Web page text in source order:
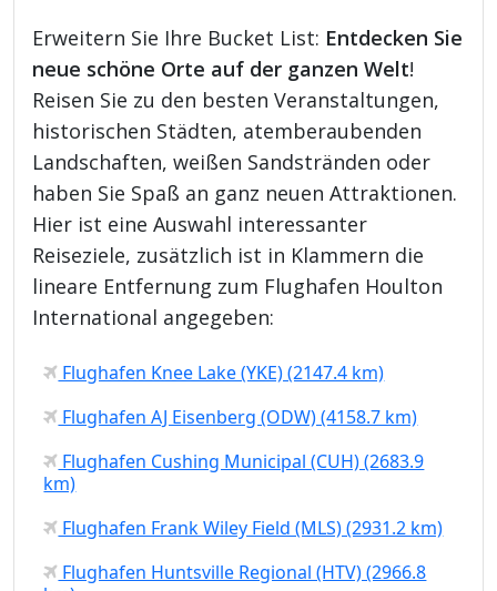
Erweitern Sie Ihre Bucket List: Entdecken Sie
neue schöne Orte auf der ganzen Welt!
Reisen Sie zu den besten Veranstaltungen,
historischen Städten, atemberaubenden
Landschaften, weißen Sandstränden oder
haben Sie Spaß an ganz neuen Attraktionen.
Hier ist eine Auswahl interessanter
Reiseziele, zusätzlich ist in Klammern die
lineare Entfernung zum Flughafen Houlton
International angegeben:
Flughafen Knee Lake (YKE) (2147.4 km)
Flughafen AJ Eisenberg (ODW) (4158.7 km)
Flughafen Cushing Municipal (CUH) (2683.9
km)
Flughafen Frank Wiley Field (MLS) (2931.2 km)
Flughafen Huntsville Regional (HTV) (2966.8